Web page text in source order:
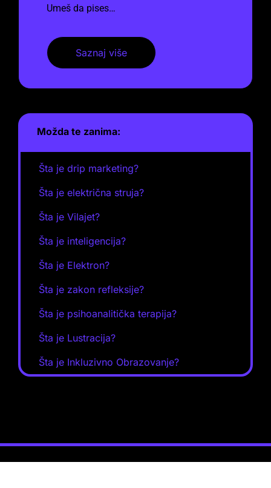
Umeš da pises…
Saznaj više
Možda te zanima:
Šta je drip marketing?
Šta je električna struja?
Šta je Vilajet?
Šta je inteligencija?
Šta je Elektron?
Šta je zakon refleksije?
Šta je psihoanalitička terapija?
Šta je Lustracija?
Šta je Inkluzivno Obrazovanje?